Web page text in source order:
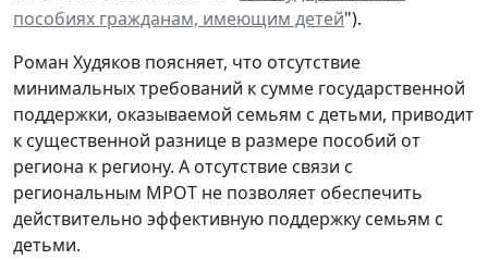
пособиях гражданам, имеющим детей").
Роман Худяков поясняет, что отсутствие
минимальных требований к сумме государственной
поддержки, оказываемой семьям с детьми, приводит
к существенной разнице в размере пособий от
региона к региону. А отсутствие связи с
региональным МРОТ не позволяет обеспечить
действительно эффективную поддержку семьям с
детьми.